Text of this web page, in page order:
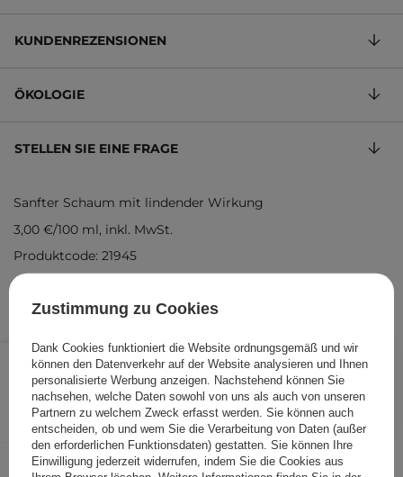
8,99 € /Stk.
IN DEN WARENKORB
KUNDENREZENSIONEN
ÖKOLOGIE
STELLEN SIE EINE FRAGE
Sanfter Schaum mit lindender Wirkung
3,00 €/100 ml, inkl. MwSt.
Produktcode: 21945
Folgende Produkte wurden von
anderen Kunden geprüft
Zustimmung zu Cookies
Dank Cookies funktioniert die Website ordnungsgemäß und wir
können den Datenverkehr auf der Website analysieren und Ihnen
personalisierte Werbung anzeigen. Nachstehend können Sie
nachsehen, welche Daten sowohl von uns als auch von unseren
Partnern zu welchem Zweck erfasst werden. Sie können auch
entscheiden, ob und wem Sie die Verarbeitung von Daten (außer
den erforderlichen Funktionsdaten) gestatten. Sie können Ihre
Einwilligung jederzeit widerrufen, indem Sie die Cookies aus